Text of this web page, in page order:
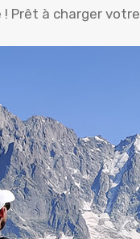
Prêt à charger votre